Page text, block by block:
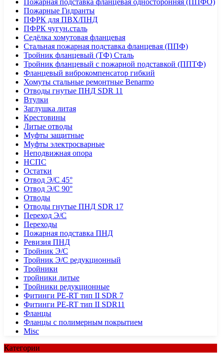
Пожарная подставка фланцевая односторонняя (ППФО)
Пожарные Гидранты
ПФРК для ПВХ/ПНД
ПФРК чугун.сталь
Седёлка хомутовая фланцевая
Стальная пожарная подставка фланцевая (ППФ)
Тройник фланцевый (ТФ) Сталь
Тройник фланцевый с пожарной подставкой (ППТФ)
Фланцевый виброкомпенсатор гибкий
Хомуты стальные ремонтные Benarmo
Отводы гнутые ПНД SDR 11
Втулки
Заглушка литая
Крестовины
Литые отводы
Муфты защитные
Муфты электросварные
Неподвижная опора
НСПС
Остатки
Отвод Э/С 45°
Отвод Э/С 90°
Отводы
Отводы гнутые ПНД SDR 17
Переход Э/С
Переходы
Пожарная подставка ПНД
Ревизия ПНД
Тройник Э/С
Тройник Э/С редукционный
Тройники
тройники литые
Тройники редукционные
Фитинги PE-RT тип II SDR 7
Фитинги PE-RT тип II SDR11
Фланцы
Фланцы с полимерным покрытием
Misc
Категории